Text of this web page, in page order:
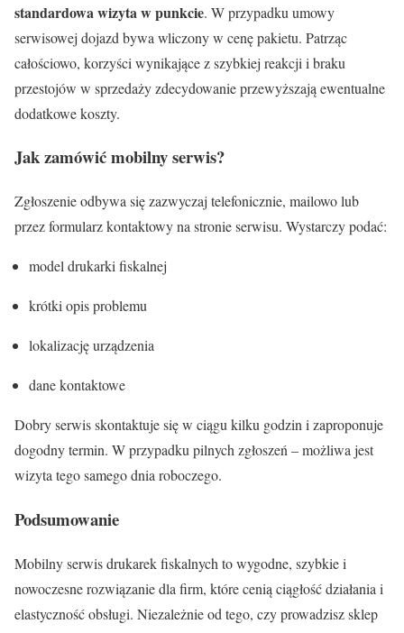
standardowa wizyta w punkcie. W przypadku umowy
serwisowej dojazd bywa wliczony w cenę pakietu. Patrząc
całościowo, korzyści wynikające z szybkiej reakcji i braku
przestojów w sprzedaży zdecydowanie przewyższają ewentualne
dodatkowe koszty.
Jak zamówić mobilny serwis?
Zgłoszenie odbywa się zazwyczaj telefonicznie, mailowo lub
przez formularz kontaktowy na stronie serwisu. Wystarczy podać:
model drukarki fiskalnej
krótki opis problemu
lokalizację urządzenia
dane kontaktowe
Dobry serwis skontaktuje się w ciągu kilku godzin i zaproponuje
dogodny termin. W przypadku pilnych zgłoszeń – możliwa jest
wizyta tego samego dnia roboczego.
Podsumowanie
Mobilny serwis drukarek fiskalnych to wygodne, szybkie i
nowoczesne rozwiązanie dla firm, które cenią ciągłość działania i
elastyczność obsługi. Niezależnie od tego, czy prowadzisz sklep